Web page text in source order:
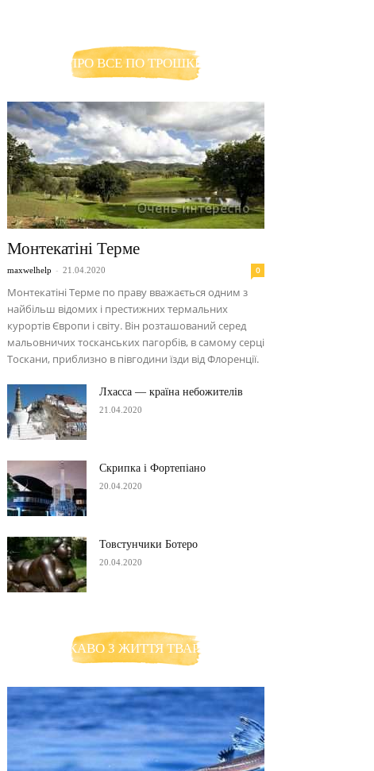
ПРО ВСЕ ПО ТРОШКИ
Монтекатіні Терме
maxwelhelp - 21.04.2020 0
Монтекатіні Терме по праву вважається одним з
найбільш відомих і престижних термальних
курортів Європи і світу. Він розташований серед
мальовничих тосканських пагорбів, в самому серці
Тоскани, приблизно в півгодини їзди від Флоренції.
Лхасса — країна небожителів
21.04.2020
Скрипка і Фортепіано
20.04.2020
Товстунчики Ботеро
20.04.2020
ЦІКАВО З ЖИТТЯ ТВАРИН